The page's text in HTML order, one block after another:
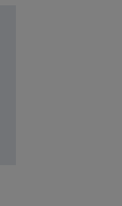
pestaña
una
en una